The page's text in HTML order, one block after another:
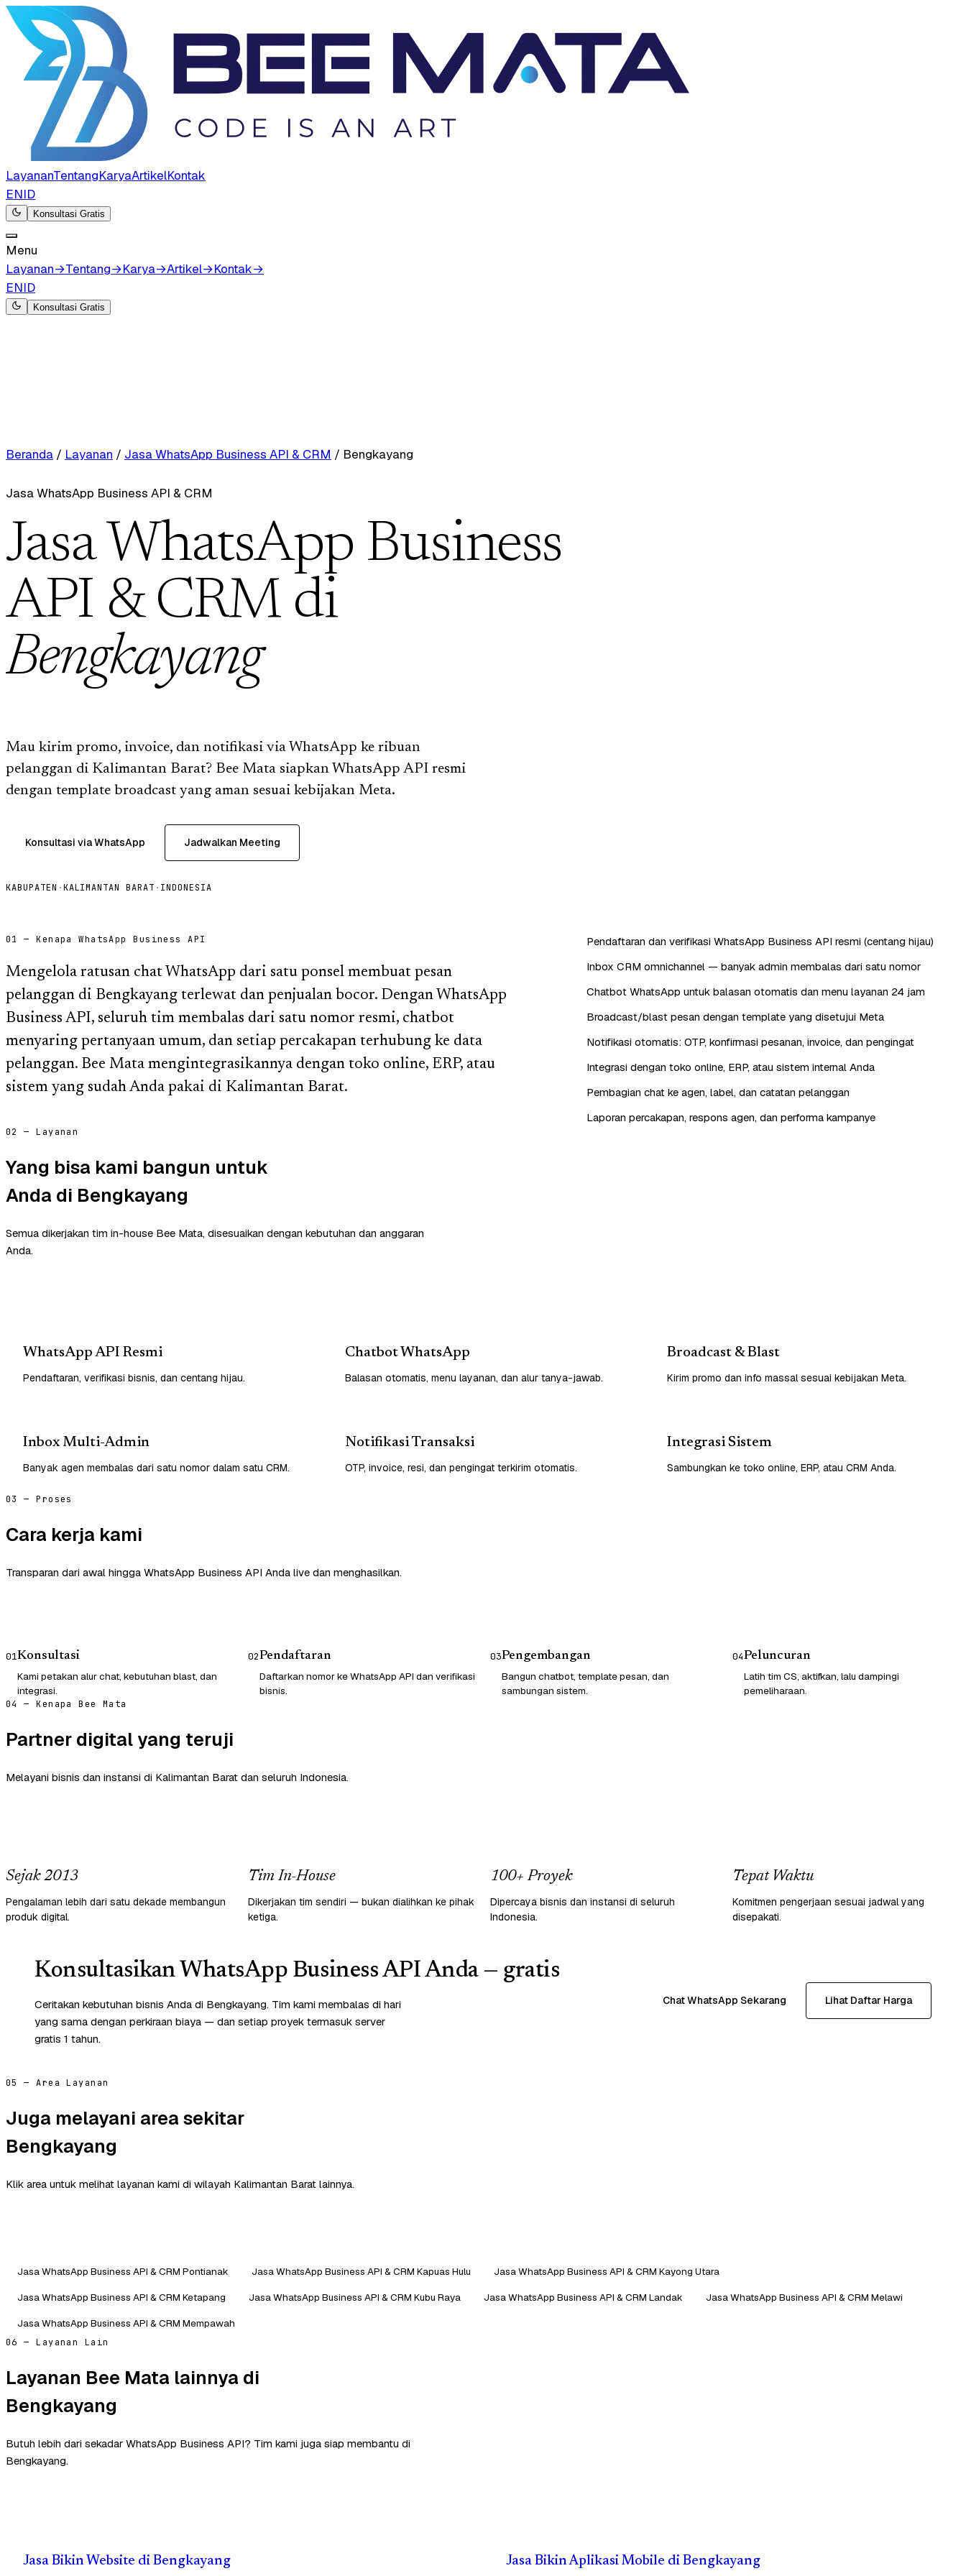
LayananTentangKaryaArtikelKontak
ENID
Konsultasi Gratis
Menu
Layanan→Tentang→Karya→Artikel→Kontak→
ENID
Konsultasi Gratis
Beranda / Layanan / Jasa WhatsApp Business API & CRM / Bengkayang
Jasa WhatsApp Business API & CRM
Jasa WhatsApp Business
API & CRM di
Bengkayang
Mau kirim promo, invoice, dan notifikasi via WhatsApp ke ribuan
pelanggan di Kalimantan Barat? Bee Mata siapkan WhatsApp API resmi
dengan template broadcast yang aman sesuai kebijakan Meta.
Konsultasi via WhatsApp Jadwalkan Meeting
KABUPATEN ·KALIMANTAN BARAT · INDONESIA
01 — Kenapa WhatsApp Business API
Mengelola ratusan chat WhatsApp dari satu ponsel membuat pesan
pelanggan di Bengkayang terlewat dan penjualan bocor. Dengan WhatsApp
Business API, seluruh tim membalas dari satu nomor resmi, chatbot
menyaring pertanyaan umum, dan setiap percakapan terhubung ke data
pelanggan. Bee Mata mengintegrasikannya dengan toko online, ERP, atau
sistem yang sudah Anda pakai di Kalimantan Barat.
Pendaftaran dan verifikasi WhatsApp Business API resmi (centang hijau)
Inbox CRM omnichannel — banyak admin membalas dari satu nomor
Chatbot WhatsApp untuk balasan otomatis dan menu layanan 24 jam
Broadcast/blast pesan dengan template yang disetujui Meta
Notifikasi otomatis: OTP, konfirmasi pesanan, invoice, dan pengingat
Integrasi dengan toko online, ERP, atau sistem internal Anda
Pembagian chat ke agen, label, dan catatan pelanggan
Laporan percakapan, respons agen, dan performa kampanye
02 — Layanan
Yang bisa kami bangun untuk
Anda di Bengkayang
Semua dikerjakan tim in-house Bee Mata, disesuaikan dengan kebutuhan dan anggaran
Anda.
WhatsApp API Resmi
Pendaftaran, verifikasi bisnis, dan centang hijau.
Chatbot WhatsApp
Balasan otomatis, menu layanan, dan alur tanya-jawab.
Broadcast & Blast
Kirim promo dan info massal sesuai kebijakan Meta.
Inbox Multi-Admin
Banyak agen membalas dari satu nomor dalam satu CRM.
Notifikasi Transaksi
OTP, invoice, resi, dan pengingat terkirim otomatis.
Integrasi Sistem
Sambungkan ke toko online, ERP, atau CRM Anda.
03 — Proses
Cara kerja kami
Transparan dari awal hingga WhatsApp Business API Anda live dan menghasilkan.
01Konsultasi
Kami petakan alur chat, kebutuhan blast, dan
integrasi.
02Pendaftaran
Daftarkan nomor ke WhatsApp API dan verifikasi
bisnis.
03Pengembangan
Bangun chatbot, template pesan, dan
sambungan sistem.
04Peluncuran
Latih tim CS, aktifkan, lalu dampingi
pemeliharaan.
04 — Kenapa Bee Mata
Partner digital yang teruji
Melayani bisnis dan instansi di Kalimantan Barat dan seluruh Indonesia.
Sejak 2013
Pengalaman lebih dari satu dekade membangun
produk digital.
Tim In-House
Dikerjakan tim sendiri — bukan dialihkan ke pihak
ketiga.
100+ Proyek
Dipercaya bisnis dan instansi di seluruh
Indonesia.
Tepat Waktu
Komitmen pengerjaan sesuai jadwal yang
disepakati.
Konsultasikan WhatsApp Business API Anda — gratis
Ceritakan kebutuhan bisnis Anda di Bengkayang. Tim kami membalas di hari
yang sama dengan perkiraan biaya — dan setiap proyek termasuk server
gratis 1 tahun.
Chat WhatsApp Sekarang Lihat Daftar Harga
05 — Area Layanan
Juga melayani area sekitar
Bengkayang
Klik area untuk melihat layanan kami di wilayah Kalimantan Barat lainnya.
Jasa WhatsApp Business API & CRM Pontianak Jasa WhatsApp Business API & CRM Kapuas Hulu
Jasa WhatsApp Business API & CRM Kayong Utara
Jasa WhatsApp Business API & CRM Ketapang
Jasa WhatsApp Business API & CRM Kubu Raya Jasa WhatsApp Business API & CRM Landak
Jasa WhatsApp Business API & CRM Melawi
Jasa WhatsApp Business API & CRM Mempawah
06 — Layanan Lain
Layanan Bee Mata lainnya di
Bengkayang
Butuh lebih dari sekadar WhatsApp Business API? Tim kami juga siap membantu di
Bengkayang.
Jasa Bikin Website di Bengkayang Jasa Bikin Aplikasi Mobile di Bengkayang